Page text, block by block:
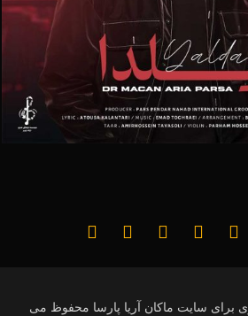
برای سایت ماکان آریا پارسا محفوظ می